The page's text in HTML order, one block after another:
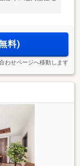
料)
わせページへ移動します